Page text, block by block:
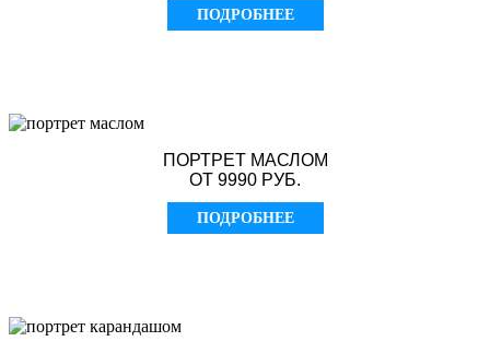
ПОДРОБНЕЕ
ПОРТРЕТ МАСЛОМ
ОТ 9990 РУБ.
ПОДРОБНЕЕ